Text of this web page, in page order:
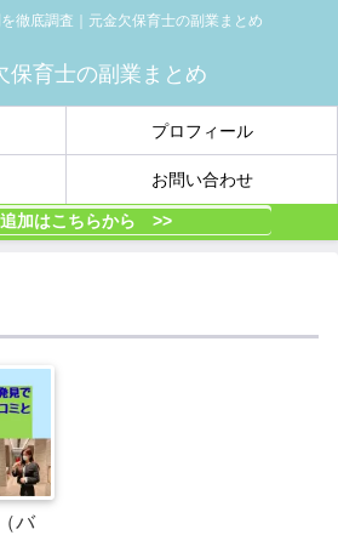
徹底調査｜元金欠保育士の副業まとめ
プロフィール
お問い合わせ
追加はこちらから >>
バ